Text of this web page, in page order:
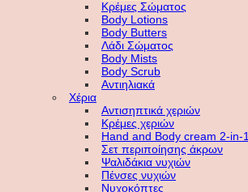
Κρέμες Σώματος
Body Lotions
Body Butters
Λάδι Σώματος
Body Mists
Body Scrub
Αντιηλιακά
Χέρια
Αντισηπτικά χεριών
Κρέμες χεριών
Hand and Body cream 2-in-1
Σετ περιποίησης άκρων
Ψαλιδάκια νυχιών
Πένσες νυχιών
Νυχοκόπτες